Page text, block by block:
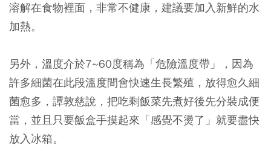
溶解在食物裡面，非常不健康，建議要加入新鮮的水
加熱。
另外，溫度介於7~60度稱為「危險溫度帶」，因為
許多細菌在此段溫度間會快速生長繁殖，放得愈久細
菌愈多，譚敦慈說，把吃剩飯菜先煮好後先分裝成便
當，並且只要飯盒手摸起來「感覺不燙了」就要盡快
放入冰箱。